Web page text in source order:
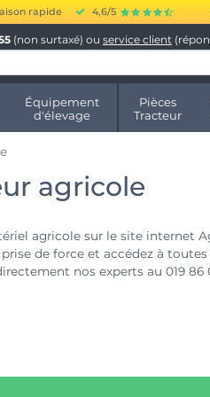
rapide 4,6/5
(non surtaxé) ou service client
Équipement
d'élevage
Pièces
Tracteur
agricole
agricole sur le site internet
de force et accédez à
nos experts au 019 86